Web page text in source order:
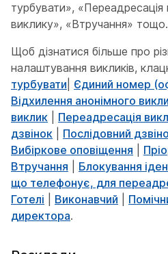
турбувати», «Переадресація
виклику», «Втручання» тощо.
Щоб дізнатися більше про
налаштування викликів,
турбувати Єдиний номер
Відхилення анонімного
виклик
Переадресація
дзвінок
Послідовний
Вибіркове оповіщення
Втручання
Блокування
що телефонує, для
Готелі
Виконавчий
директора.